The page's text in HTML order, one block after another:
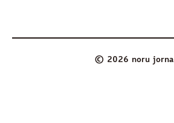
© 2026 noru